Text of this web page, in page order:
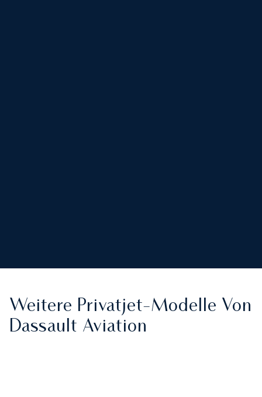
Weitere Privatjet-Modelle Von
Dassault Aviation